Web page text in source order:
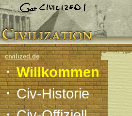
civilized.de
·Willkommen
·Civ-Historie